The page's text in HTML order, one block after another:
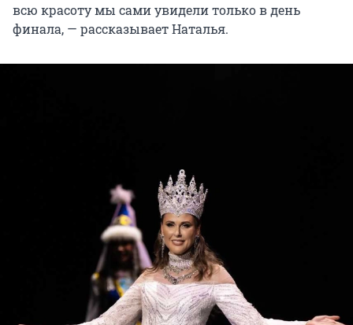
всю красоту мы сами увидели только в день
финала, — рассказывает Наталья.